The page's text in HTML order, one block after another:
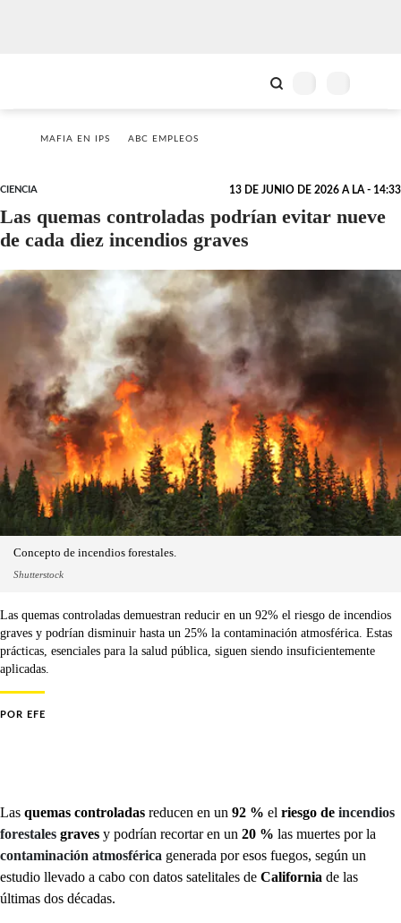
MAFIA EN IPS ABC EMPLEOS
CIENCIA 13 DE JUNIO DE 2026 A LA - 14:33
Las quemas controladas podrían evitar nueve
de cada diez incendios graves
Concepto de incendios forestales.
Shutterstock
Las quemas controladas demuestran reducir en un 92% el riesgo de incendios
graves y podrían disminuir hasta un 25% la contaminación atmosférica. Estas
prácticas, esenciales para la salud pública, siguen siendo insuficientemente
aplicadas.
POR EFE
Las quemas controladas reducen en un 92 % el riesgo de incendios
forestales graves y podrían recortar en un 20 % las muertes por la
contaminación atmosférica generada por esos fuegos, según un
estudio llevado a cabo con datos satelitales de California de las
últimas dos décadas.